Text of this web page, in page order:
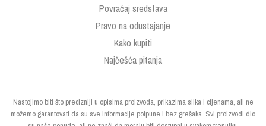
Povraćaj sredstava
Pravo na odustajanje
Kako kupiti
Najčešća pitanja
Nastojimo biti što precizniji u opisima proizvoda, prikazima slika i cijenama, ali ne
možemo garantovati da su sve informacije potpune i bez grešaka. Svi proizvodi dio